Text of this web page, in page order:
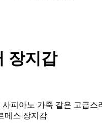
장지갑
피아노 가죽 같은 고급
메스 장지갑